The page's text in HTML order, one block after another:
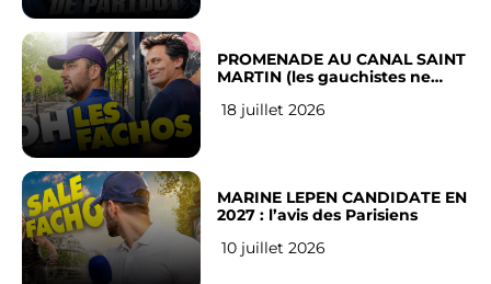
PROMENADE AU CANAL SAINT
MARTIN (les gauchistes ne
18 juillet 2026
MARINE LEPEN CANDIDATE EN
2027 : l’avis des Parisiens
10 juillet 2026